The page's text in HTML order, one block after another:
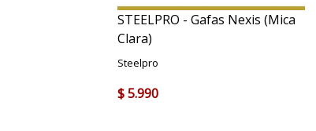
STEELPRO - Gafas Nexis (Mica
Clara)
Steelpro
$ 5.990